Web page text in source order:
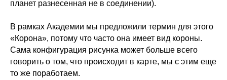
планет разнесенная не в соединении).
В рамках Академии мы предложили термин для этого
«Корона», потому что часто она имеет вид короны.
Сама конфигурация рисунка может больше всего
говорить о том, что происходит в карте, мы с этим еще
то же поработаем.